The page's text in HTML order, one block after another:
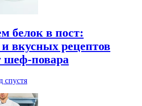
белок в пост:
вкусных рецептов
шеф-повара
спустя